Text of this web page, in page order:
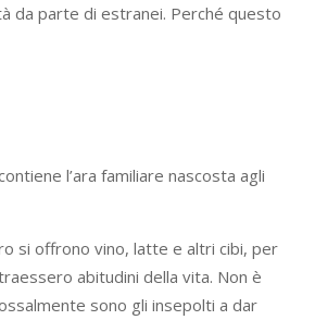
da parte di estranei. Perché questo
l’ara familiare nascosta agli
si offrono vino, latte e altri cibi, per
abitudini della vita. Non è
sono gli insepolti a dar